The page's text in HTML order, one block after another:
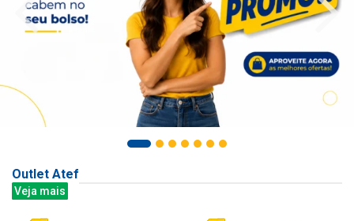
Outlet Atef
Veja mais